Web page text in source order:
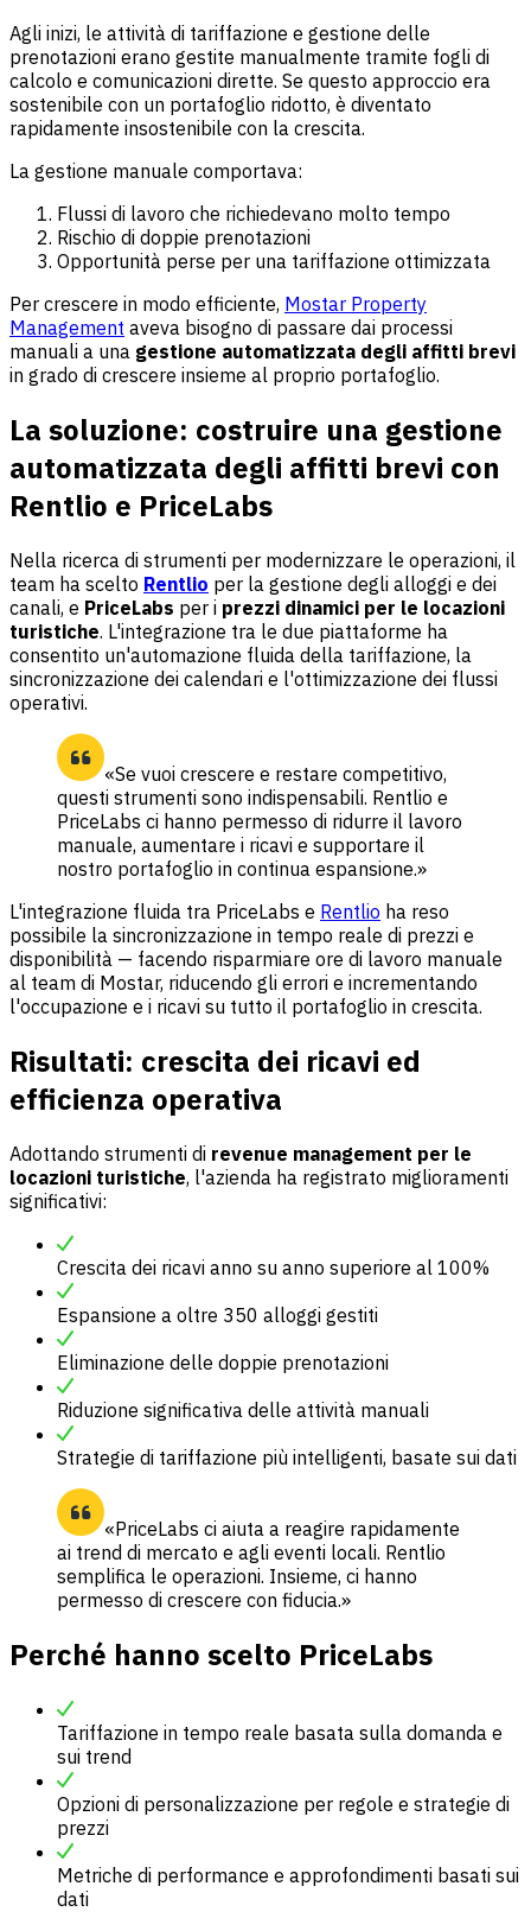
Agli inizi, le attività di tariffazione e gestione delle
prenotazioni erano gestite manualmente tramite fogli di
calcolo e comunicazioni dirette. Se questo approccio era
sostenibile con un portafoglio ridotto, è diventato
rapidamente insostenibile con la crescita.
La gestione manuale comportava:
Flussi di lavoro che richiedevano molto tempo
Rischio di doppie prenotazioni
Opportunità perse per una tariffazione ottimizzata
Per crescere in modo efficiente, Mostar Property
Management aveva bisogno di passare dai processi
manuali a una gestione automatizzata degli affitti brevi
in grado di crescere insieme al proprio portafoglio.
La soluzione: costruire una gestione
automatizzata degli affitti brevi con
Rentlio e PriceLabs
Nella ricerca di strumenti per modernizzare le operazioni, il
team ha scelto Rentlio per la gestione degli alloggi e dei
canali, e PriceLabs per i prezzi dinamici per le locazioni
turistiche. L'integrazione tra le due piattaforme ha
consentito un'automazione fluida della tariffazione, la
sincronizzazione dei calendari e l'ottimizzazione dei flussi
operativi.
«Se vuoi crescere e restare competitivo,
questi strumenti sono indispensabili. Rentlio e
PriceLabs ci hanno permesso di ridurre il lavoro
manuale, aumentare i ricavi e supportare il
nostro portafoglio in continua espansione.»
L'integrazione fluida tra PriceLabs e Rentlio ha reso
possibile la sincronizzazione in tempo reale di prezzi e
disponibilità — facendo risparmiare ore di lavoro manuale
al team di Mostar, riducendo gli errori e incrementando
l'occupazione e i ricavi su tutto il portafoglio in crescita.
Risultati: crescita dei ricavi ed
efficienza operativa
Adottando strumenti di revenue management per le
locazioni turistiche, l'azienda ha registrato miglioramenti
significativi:
Crescita dei ricavi anno su anno superiore al 100%
Espansione a oltre 350 alloggi gestiti
Eliminazione delle doppie prenotazioni
Riduzione significativa delle attività manuali
Strategie di tariffazione più intelligenti, basate sui dati
«PriceLabs ci aiuta a reagire rapidamente
ai trend di mercato e agli eventi locali. Rentlio
semplifica le operazioni. Insieme, ci hanno
permesso di crescere con fiducia.»
Perché hanno scelto PriceLabs
Tariffazione in tempo reale basata sulla domanda e
sui trend
Opzioni di personalizzazione per regole e strategie di
prezzi
Metriche di performance e approfondimenti basati sui
dati